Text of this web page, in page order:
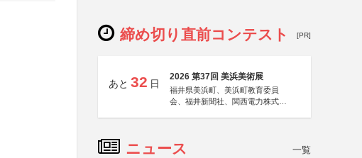
締め切り直前コンテスト [PR]
あと 32 日
2026 第37回 美浜美術展
福井県美浜町、美浜町教育委員
会、福井新聞社、関西電力株式会
ニュース 一覧